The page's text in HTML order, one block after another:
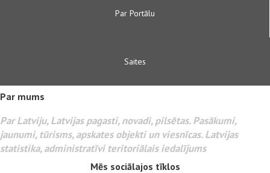
Par Portālu
Saites
Par mums
Par Latviju, Latvijas pagasti, novadi, pilsētas. Pasākumi,
jaunumi, tūrisms, apskates objekti un viesnīcas. Latvijas
statistika, administratīvi teritoriālais iedalījums
Mēs sociālajos tīklos